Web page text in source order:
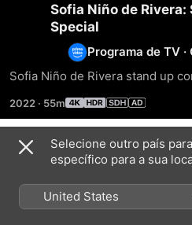
Sofia Niño de Rivera:
Special
Programa de TV ·
Sofia Niño de Rivera stand up
2022 · 55m
Temporada 1
Selecione outro país
específico para a sua
United States